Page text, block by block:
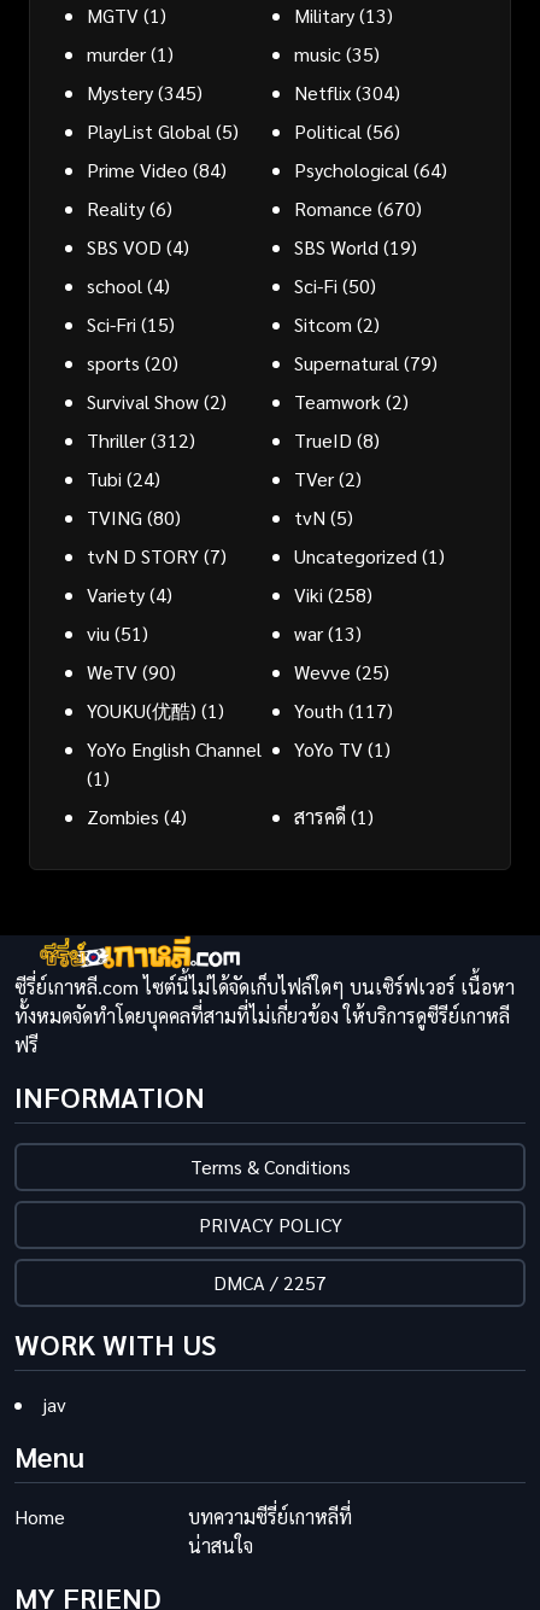
MGTV(1) Military(13)
murder(1) music(35)
Mystery(345) Netflix(304)
PlayList Global (5) Political (56)
Prime Video (84) Psychological (64)
Reality(6) Romance (670)
SBS VOD (4) SBS World (19)
school (4) Sci-Fi (50)
Sci-Fri (15) Sitcom (2)
sports (20) Supernatural (79)
Survival Show(2) Teamwork (2)
Thriller(312) TrueID (8)
Tubi (24) TVer(2)
TVING (80) tvN (5)
tvN D STORY(7) Uncategorized (1)
Variety(4) Viki (258)
viu (51) war(13)
WeTV(90) Wevve (25)
YOUKU(优酷) (1) Youth (117)
YoYo English Channel
(1)
YoYo TV(1)
Zombies (4) สารคดี(1)
ซีรี่ย์เกาหลี.com ไซต์นี้ไม่ได้จัดเก็บไฟล์ใดๆ บนเซิร์ฟเวอร์ เนื้อหา
ทั้งหมดจัดทำโดยบุคคลที่สามที่ไม่เกี่ยวข้อง ให้บริการดูซีรีย์เกาหลี
ฟรี
INFORMATION
Terms & Conditions
PRIVACY POLICY
DMCA / 2257
WORK WITH US
jav
Menu
Home
บทความซีรี่ย์เกาหลีที่
น่าสนใจ
MY FRIEND